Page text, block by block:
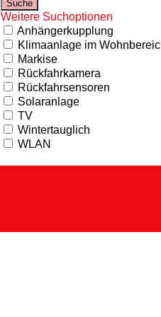
Weitere Suchoptionen
Anhängerkupplung
Klimaanlage im
Markise
Rückfahrkamera
Rückfahrsensoren
Solaranlage
TV
Wintertauglich
WLAN